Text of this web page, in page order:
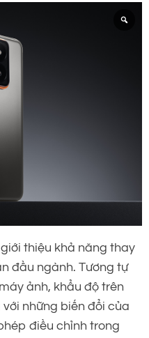
thiệu khả năng thay
đầu ngành. Tương tự
ảnh, khẩu độ trên
những biến đổi của
điều chỉnh trong